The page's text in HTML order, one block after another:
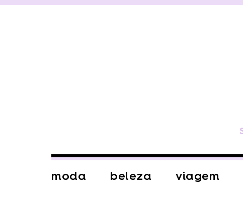
moda beleza viagem